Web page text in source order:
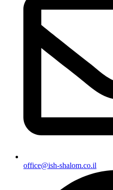
office@ish-shalom.co.il